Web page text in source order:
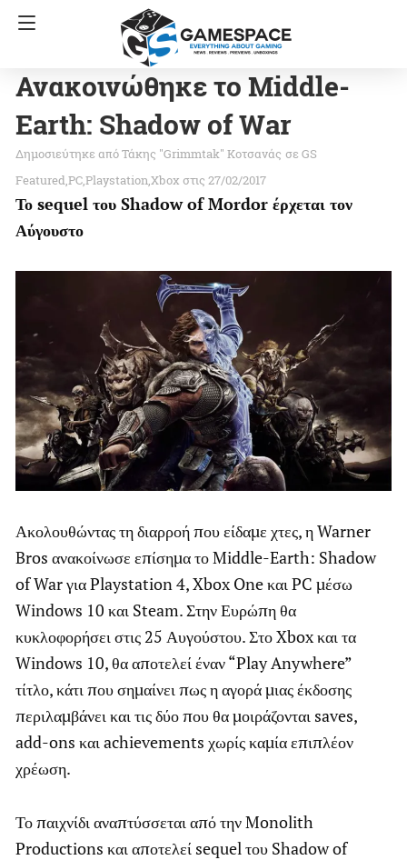
Ανακοινώθηκε το Middle-
Earth: Shadow of War
Τάκης "Grimmtak" Κοτσανάς σε GS
FeaturedPCPlaystationXbox στις 27/02/2017
Το sequel του Shadow of Mordor έρχεται τον
Αύγουστο
Ακολουθώντας τη διαρροή που είδαμε χτες, η Warner
Bros ανακοίνωσε επίσημα το Middle-Earth: Shadow
of War για Playstation 4, Xbox One και PC μέσω
Windows 10 και Steam. Στην Ευρώπη θα
κυκλοφορήσει στις 25 Αυγούστου. Στο Xbox και τα
Windows 10, θα αποτελεί έναν “Play Anywhere”
τίτλο, κάτι που σημαίνει πως η αγορά μιας έκδοσης
περιλαμβάνει και τις δύο που θα μοιράζονται saves,
add-ons και achievements χωρίς καμία επιπλέον
χρέωση.
Το παιχνίδι αναπτύσσεται από την Monolith
Productions και αποτελεί sequel του Shadow of